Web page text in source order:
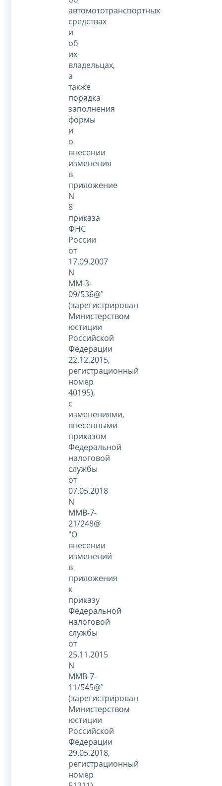
автомототранспортных
средствах
и
об
их
владельцах,
а
также
порядка
заполнения
формы
и
о
внесении
изменения
в
приложение
N
8
приказа
ФНС
России
от
17.09.2007
N
ММ-3-
09/536@"
(зарегистрирован
Министерством
юстиции
Российской
Федерации
22.12.2015,
регистрационный
номер
40195),
с
изменениями,
внесенными
приказом
Федеральной
налоговой
службы
от
07.05.2018
N
ММВ-7-
21/248@
"О
внесении
изменений
в
приложения
к
приказу
Федеральной
налоговой
службы
от
25.11.2015
N
ММВ-7-
11/545@"
(зарегистрирован
Министерством
юстиции
Российской
Федерации
29.05.2018,
регистрационный
номер